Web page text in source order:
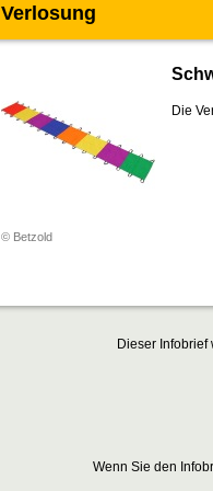
Verlosung
© Betzold
Die
Dieser Infobrief
Wenn Sie den